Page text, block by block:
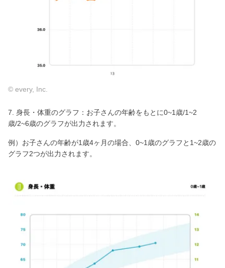
© every, Inc.
7. 身長・体重のグラフ：お子さんの年齢をもとに0~1歳/1~2
歳/2~6歳のグラフが出力されます。
例）お子さんの年齢が1歳4ヶ月の場合、0~1歳のグラフと1~2歳の
グラフ2つが出力されます。